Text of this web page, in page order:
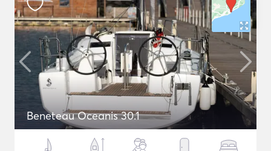
Beneteau Oceanis 30.1